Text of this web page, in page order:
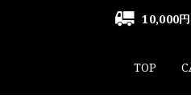
10,000
TOP